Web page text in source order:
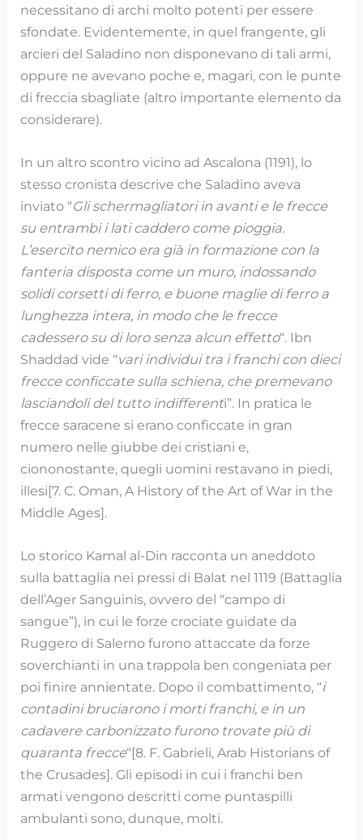
necessitano di archi molto potenti per essere
sfondate. Evidentemente, in quel frangente, gli
arcieri del Saladino non disponevano di tali armi,
oppure ne avevano poche e, magari, con le punte
di freccia sbagliate (altro importante elemento da
considerare).
In un altro scontro vicino ad Ascalona (1191), lo
stesso cronista descrive che Saladino aveva
inviato “Gli schermagliatori in avanti e le frecce
su entrambi i lati caddero come pioggia.
L’esercito nemico era già in formazione con la
fanteria disposta come un muro, indossando
solidi corsetti di ferro, e buone maglie di ferro a
lunghezza intera, in modo che le frecce
cadessero su di loro senza alcun effetto“. Ibn
Shaddad vide “vari individui tra i franchi con dieci
frecce conficcate sulla schiena, che premevano
lasciandoli del tutto indifferenti”. In pratica le
frecce saracene si erano conficcate in gran
numero nelle giubbe dei cristiani e,
ciononostante, quegli uomini restavano in piedi,
illesi[7. C. Oman, A History of the Art of War in the
Middle Ages].
Lo storico Kamal al-Din racconta un aneddoto
sulla battaglia nei pressi di Balat nel 1119 (Battaglia
dell’Ager Sanguinis, ovvero del “campo di
sangue”), in cui le forze crociate guidate da
Ruggero di Salerno furono attaccate da forze
soverchianti in una trappola ben congeniata per
poi finire annientate. Dopo il combattimento, “i
contadini bruciarono i morti franchi, e in un
cadavere carbonizzato furono trovate più di
quaranta frecce“[8. F. Gabrieli, Arab Historians of
the Crusades]. Gli episodi in cui i franchi ben
armati vengono descritti come puntaspilli
ambulanti sono, dunque, molti.